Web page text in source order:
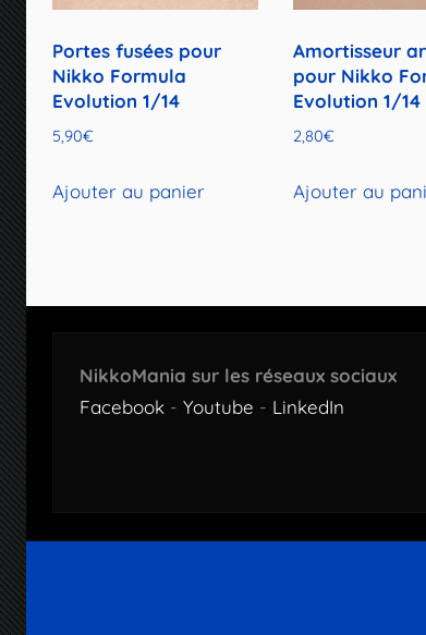
Portes fusées pour
Nikko Formula
Evolution 1/14
5,90€
Ajouter au panier
Amortisseur
pour Nikko
Evolution 1/14
2,80€
Ajouter au
NikkoMania sur les réseaux sociaux
Facebook - Youtube - LinkedIn